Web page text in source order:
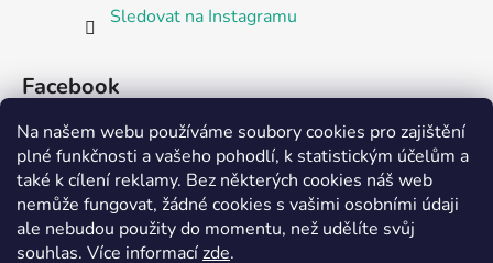
Na našem webu používáme soubory cookies pro zajištění
plné funkčnosti a vašeho pohodlí, k statistickým účelům a
také k cílení reklamy. Bez některých cookies náš web
nemůže fungovat, žádné cookies s vašimi osobními údaji
ale nebudou použity do momentu, než udělíte svůj
souhlas. Více informacízde.
Sledovat na Instagramu
Facebook
Partnerská prodejna Barefoot Plzeň